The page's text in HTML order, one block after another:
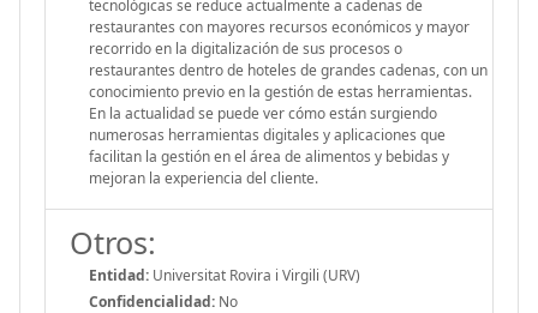
tecnológicas se reduce actualmente a cadenas de
restaurantes con mayores recursos económicos y mayor
recorrido en la digitalización de sus procesos o
restaurantes dentro de hoteles de grandes cadenas, con un
conocimiento previo en la gestión de estas herramientas.
En la actualidad se puede ver cómo están surgiendo
numerosas herramientas digitales y aplicaciones que
facilitan la gestión en el área de alimentos y bebidas y
mejoran la experiencia del cliente.
Otros:
Entidad: Universitat Rovira i Virgili (URV)
Confidencialidad: No